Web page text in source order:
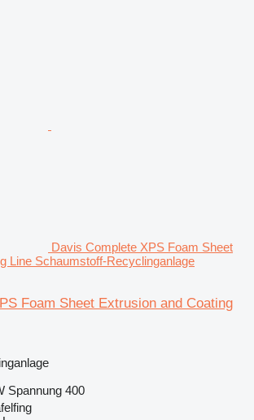
Davis Complete XPS Foam Sheet
Line Schaumstoff-Recyclinganlage
Foam Sheet Extrusion and Coating
Spannung 400